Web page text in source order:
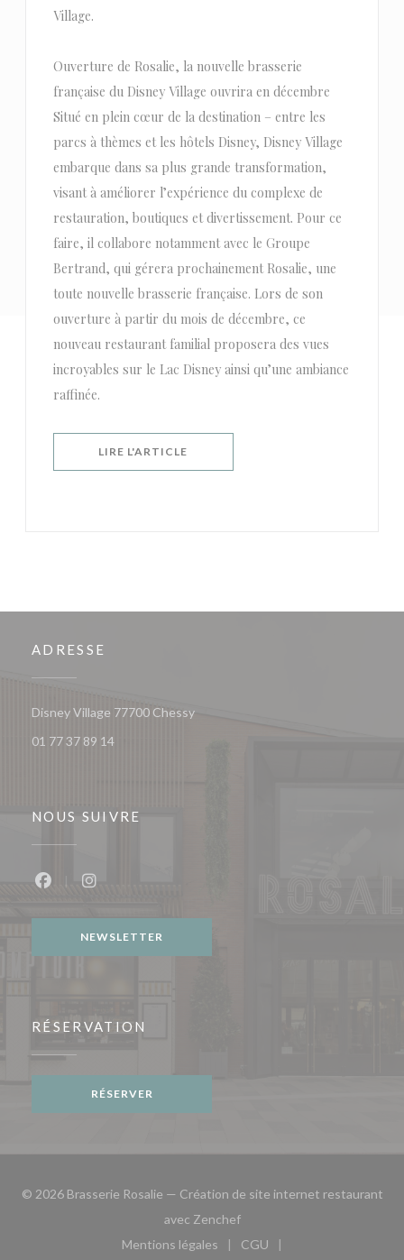
Village.
Ouverture de Rosalie, la nouvelle brasserie
française du Disney Village ouvrira en décembre
Situé en plein cœur de la destination – entre les
parcs à thèmes et les hôtels Disney, Disney Village
embarque dans sa plus grande transformation,
visant à améliorer l’expérience du complexe de
restauration, boutiques et divertissement. Pour ce
faire, il collabore notamment avec le Groupe
Bertrand, qui gérera prochainement Rosalie, une
toute nouvelle brasserie française. Lors de son
ouverture à partir du mois de décembre, ce
nouveau restaurant familial proposera des vues
incroyables sur le Lac Disney ainsi qu’une ambiance
raffinée.
LIRE L'ARTICLE
ADRESSE
Disney Village 77700 Chessy((ouvre une nouvelle fenêtre))
01 77 37 89 14
NOUS SUIVRE
NEWSLETTER
RÉSERVATION
RÉSERVER
© 2026 Brasserie Rosalie — Création de site internet restaurant
avec Zenchef((ouvre une nouvelle
Mentions légales
((ouvre une nouvelle fenêtre))
CGU
((ouvre une nouvelle